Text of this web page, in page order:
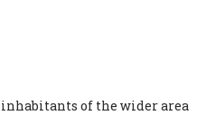
of the wider area